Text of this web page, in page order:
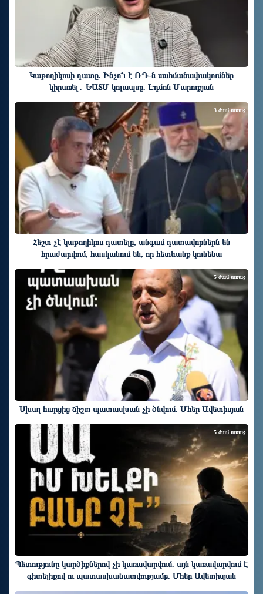
Կաթողիկոսի դատը. Ինչո՞ւ է ՌԴ-ն սահմանափակումներ
կիրառել․ ԵԱՏՄ կոլապսը. Էդմոն Մարուքյան
Հեշտ չէ կաթողիկոս դատելը, անգամ դատավորներն են
հրաժարվում, հասկանում են, որ հետևանք կունենա
3 ժամ առաջ
Սխալ հարցից ճիշտ պատասխան չի ծնվում. Մհեր Ավետիսյան
5 ժամ առաջ
Պետությունը կարծիքներով չի կառավարվում. այն կառավարվում է
գիտելիքով ու պատասխանատվությամբ. Մհեր Ավետիսյան
5 ժամ առաջ